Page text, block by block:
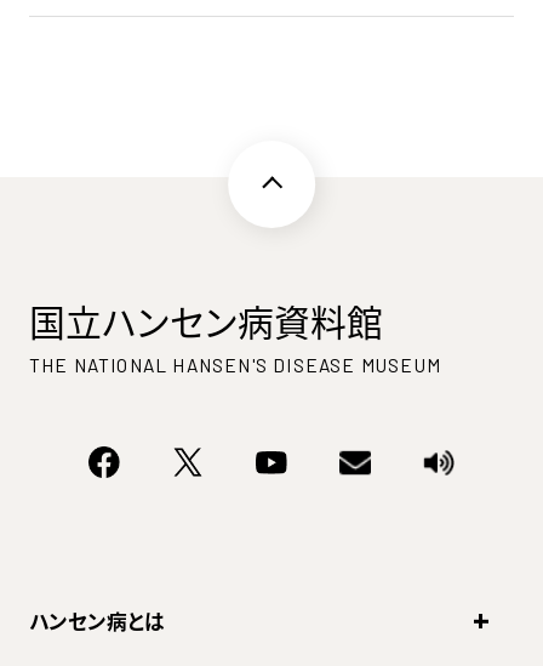
国立ハンセン病資料館
THE NATIONAL HANSEN'S DISEASE MUSEUM
ハンセン病とは